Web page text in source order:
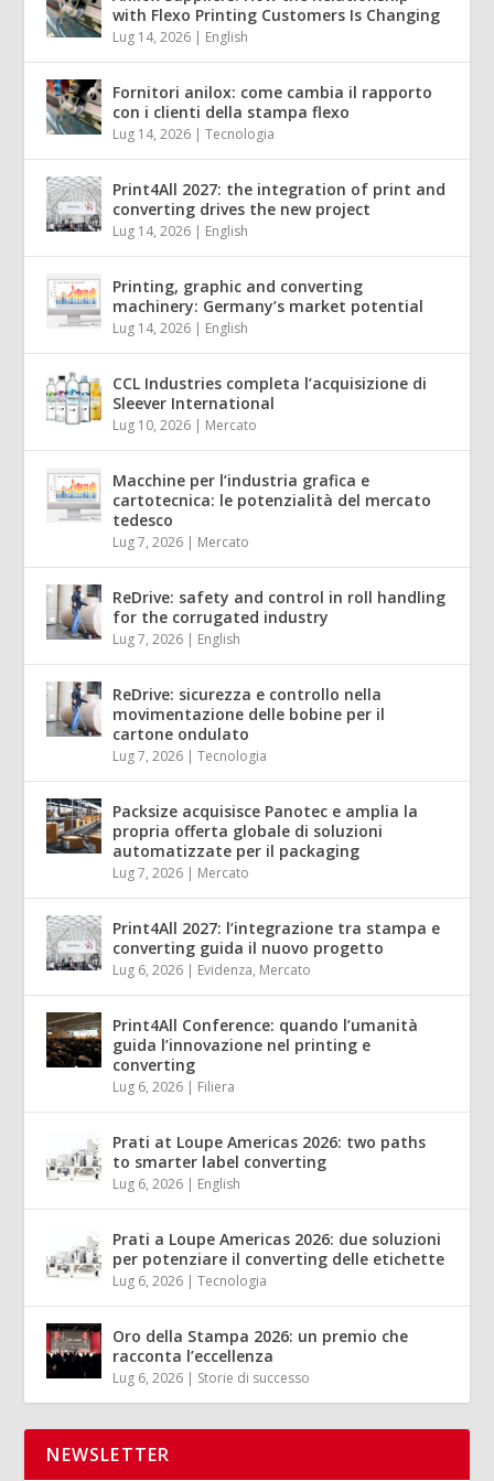
with Flexo Printing Customers Is Changing
Lug 14, 2026 | English
Fornitori anilox: come cambia il rapporto
con i clienti della stampa flexo
Lug 14, 2026 |Tecnologia
Print4All 2027: the integration of print and
converting drives the new project
Lug 14, 2026 | English
Printing, graphic and converting
machinery: Germany’s market potential
Lug 14, 2026 | English
CCL Industries completa l’acquisizione di
Sleever International
Lug 10, 2026 | Mercato
Macchine per l’industria grafica e
cartotecnica: le potenzialità del mercato
tedesco
Lug 7, 2026 | Mercato
ReDrive: safety and control in roll handling
for the corrugated industry
Lug 7, 2026 | English
ReDrive: sicurezza e controllo nella
movimentazione delle bobine per il
cartone ondulato
Lug 7, 2026 |Tecnologia
Packsize acquisisce Panotec e amplia la
propria offerta globale di soluzioni
automatizzate per il packaging
Lug 7, 2026 | Mercato
Print4All 2027: l’integrazione tra stampa e
converting guida il nuovo progetto
Lug 6, 2026 | Evidenza, Mercato
Print4All Conference: quando l’umanità
guida l’innovazione nel printing e
converting
Lug 6, 2026 | Filiera
Prati at Loupe Americas 2026: two paths
to smarter label converting
Lug 6, 2026 | English
Prati a Loupe Americas 2026: due soluzioni
per potenziare il converting delle etichette
Lug 6, 2026 |Tecnologia
Oro della Stampa 2026: un premio che
racconta l’eccellenza
Lug 6, 2026 | Storie di successo
NEWSLETTER